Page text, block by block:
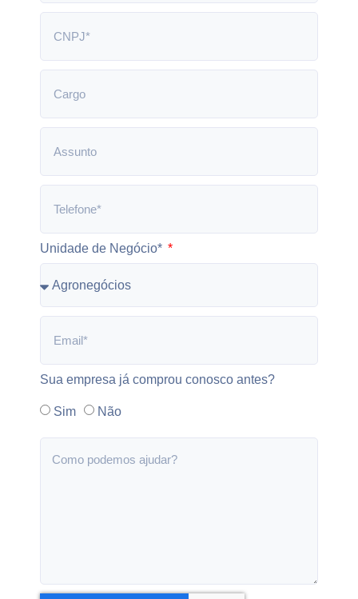
Unidade de Negócio*
Sua empresa já comprou conosco antes?
Sim Não